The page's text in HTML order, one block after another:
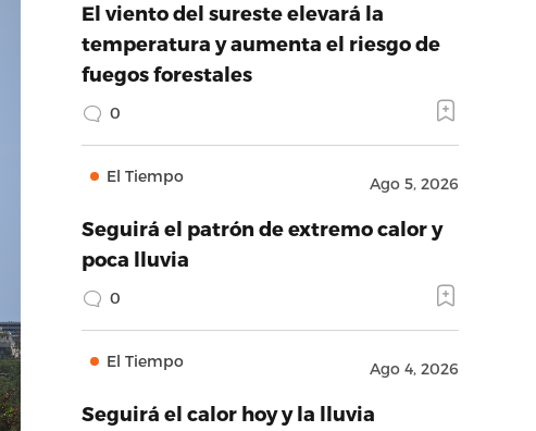
El viento del sureste elevará la
temperatura y aumenta el riesgo de
fuegos forestales
0
El Tiempo Ago 5, 2026
Seguirá el patrón de extremo calor y
poca lluvia
0
El Tiempo Ago 4, 2026
Seguirá el calor hoy y la lluvia